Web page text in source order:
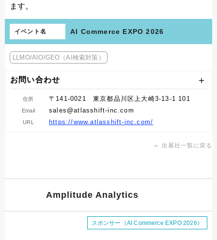
ます。
イベント名 AI Commerce EXPO 2026
LLMO/AIO/GEO（AI検索対策）
お問い合わせ
住所 〒141-0021 東京都品川区上大崎3-13-1 101
Email sales@atlasshift-inc.com
URL https://www.atlasshift-inc.com/
出展社一覧に戻る
Amplitude Analytics
スポンサー（AI Commerce EXPO 2026）